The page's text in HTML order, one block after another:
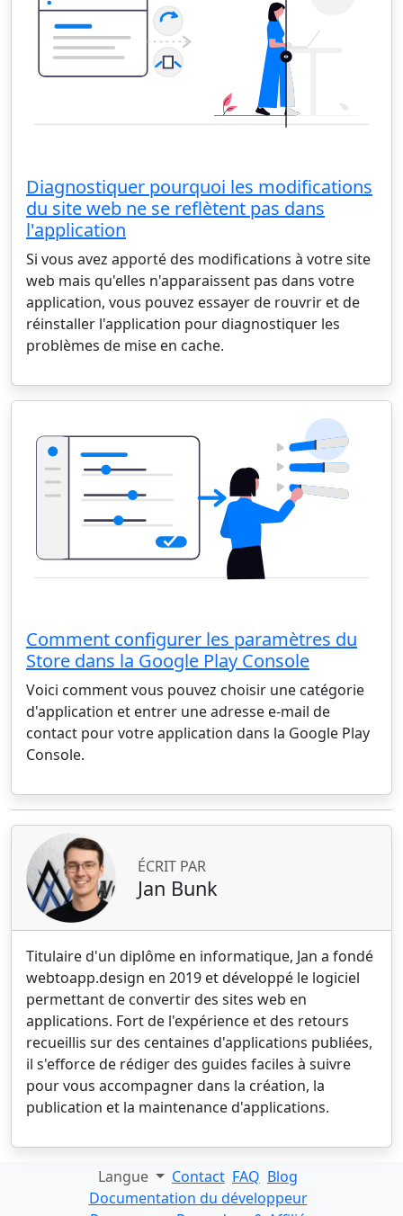
Diagnostiquer pourquoi les modifications
du site web ne se reflètent pas dans
l'application
Si vous avez apporté des modifications à votre site
web mais qu'elles n'apparaissent pas dans votre
application, vous pouvez essayer de rouvrir et de
réinstaller l'application pour diagnostiquer les
problèmes de mise en cache.
Comment configurer les paramètres du
Store dans la Google Play Console
Voici comment vous pouvez choisir une catégorie
d'application et entrer une adresse e-mail de
contact pour votre application dans la Google Play
Console.
ÉCRIT PAR
Jan Bunk
Titulaire d'un diplôme en informatique, Jan a fondé
webtoapp.design en 2019 et développé le logiciel
permettant de convertir des sites web en
applications. Fort de l'expérience et des retours
recueillis sur des centaines d'applications publiées,
il s'efforce de rédiger des guides faciles à suivre
pour vous accompagner dans la création, la
publication et la maintenance d'applications.
Langue Contact FAQ Blog
Documentation du développeur